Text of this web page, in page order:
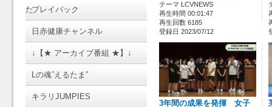
たプレイバック
日赤健康チャンネル
↓【★ アーカイブ番組 ★】↓
Lの魂”えるたま”
キラリJUMPIES
テーマ LCVNEWS
再生時間 00:01:47
再生回数 6185
登録日 2023/07/12
3年間の成果を発揮 女子